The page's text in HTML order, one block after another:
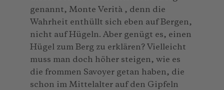
genannt, Monte Verità , denn die
Wahrheit enthüllt sich eben auf Bergen,
nicht auf Hügeln. Aber genügt es, einen
Hügel zum Berg zu erklären? Vielleicht
muss man doch höher steigen, wie es
die frommen Savoyer getan haben, die
schon im Mittelalter auf den Gipfeln